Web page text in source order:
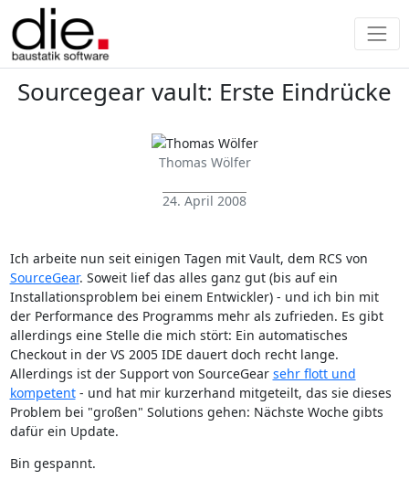
Sourcegear vault: Erste Eindrücke
Thomas Wölfer
24. April 2008
Ich arbeite nun seit einigen Tagen mit Vault, dem RCS von
SourceGear. Soweit lief das alles ganz gut (bis auf ein
Installationsproblem bei einem Entwickler) - und ich bin mit
der Performance des Programms mehr als zufrieden. Es gibt
allerdings eine Stelle die mich stört: Ein automatisches
Checkout in der VS 2005 IDE dauert doch recht lange.
Allerdings ist der Support von SourceGear sehr flott und
kompetent- und hat mir kurzerhand mitgeteilt, das sie dieses
Problem bei "großen" Solutions gehen: Nächste Woche gibts
dafür ein Update.
Bin gespannt.